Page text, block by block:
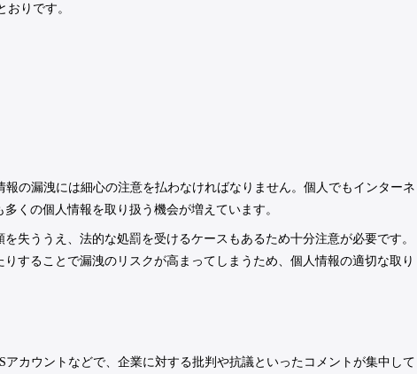
りです。
の漏洩には細心の注意を払わなければなりません。個人でもインターネ
くの個人情報を取り扱う機会が増えています。
失ううえ、法的な処罰を受けるケースもあるため十分注意が必要です。
することで漏洩のリスクが高まってしまうため、個人情報の適切な取り
カウントなどで、企業に対する批判や抗議といったコメントが集中して